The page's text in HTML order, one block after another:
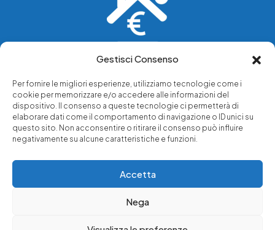
Gestisci Consenso
Per fornire le migliori esperienze, utilizziamo tecnologie come i
cookie per memorizzare e/o accedere alle informazioni del
dispositivo. Il consenso a queste tecnologie ci permetterà di
elaborare dati come il comportamento di navigazione o ID unici su
questo sito. Non acconsentire o ritirare il consenso può influire
negativamente su alcune caratteristiche e funzioni.
Accetta
Nega
Chi siamo
Servizi di tutela legale
Notizie e approfondimenti
14571101006 - Tutti i diritti riservati